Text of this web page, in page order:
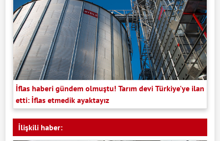
İflas haberi gündem olmuştu! Tarım devi Türkiye'ye ilan
etti: İflas etmedik ayaktayız
İlişkili haber: